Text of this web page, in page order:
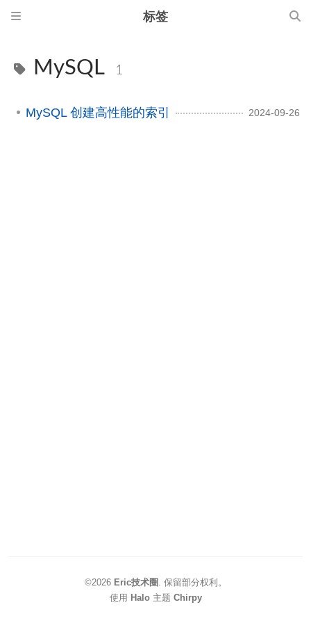
标签
MySQL 1
MySQL 创建高性能的索引 2024-09-26
©2026 Eric技术圈 保留部分权利。
使用 Halo主题 Chirpy